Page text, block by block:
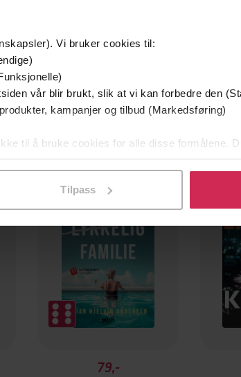
Vi bruker cookies til:
vår blir brukt, slik at vi kan forbedre den
kampanjer og tilbud (Markedsføring)
til å bruke cookies for alle disse formålene.
«Tilpass». Du kan når som helst trekke
Tilpass
Premium
79,-